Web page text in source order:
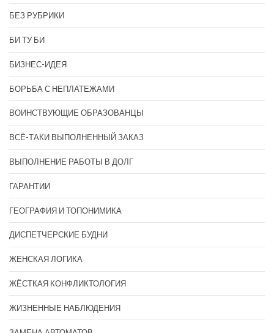
БЕЗ РУБРИКИ
БИ ТУ БИ
БИЗНЕС-ИДЕЯ
БОРЬБА С НЕПЛАТЕЖАМИ
ВОИНСТВУЮЩИЕ ОБРАЗОВАНЦЫ
ВСЁ-ТАКИ ВЫПОЛНЕННЫЙ ЗАКАЗ
ВЫПОЛНЕНИЕ РАБОТЫ В ДОЛГ
ГАРАНТИИ
ГЕОГРАФИЯ И ТОПОНИМИКА
ДИСПЕТЧЕРСКИЕ БУДНИ
ЖЕНСКАЯ ЛОГИКА
ЖЁСТКАЯ КОНФЛИКТОЛОГИЯ
ЖИЗНЕННЫЕ НАБЛЮДЕНИЯ